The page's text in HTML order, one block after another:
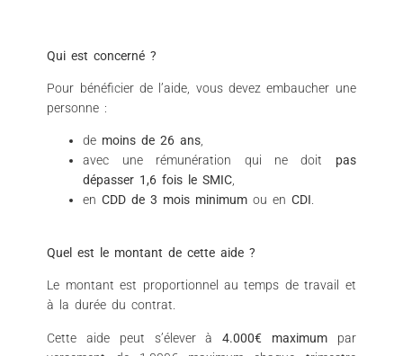
Qui est concerné ?
Pour bénéficier de l’aide, vous devez embaucher une
personne :
de moins de 26 ans,
avec une rémunération qui ne doit pas
dépasser 1,6 fois le SMIC,
enCDD de 3 mois minimum ou enCDI.
Quel est le montant de cette aide ?
Le montant est proportionnel au temps de travail et
à la durée du contrat.
Cette aide peut s’élever à4.000€ maximumpar